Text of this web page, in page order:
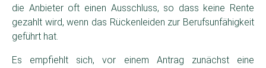
die Anbieter oft einen Ausschluss, so dass keine Rente
gezahlt wird, wenn das Rückenleiden zur Berufsunfähigkeit
geführt hat.
Es empfiehlt sich, vor einem Antrag zunächst eine